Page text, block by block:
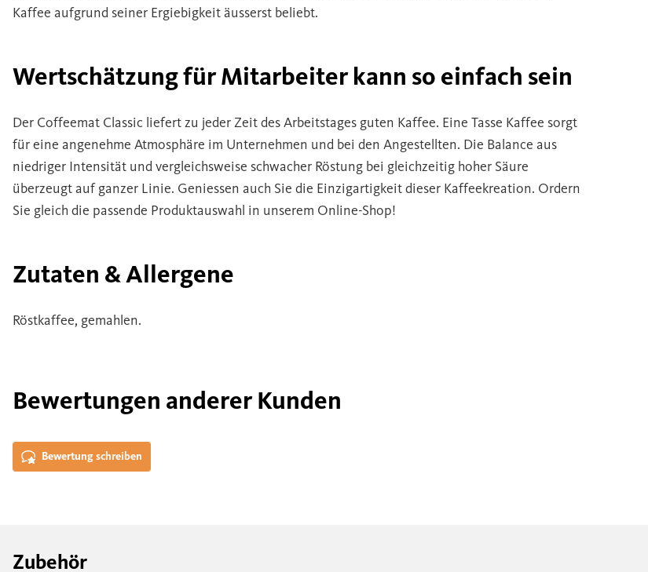
Kaffee aufgrund seiner Ergiebigkeit äusserst beliebt.
Wertschätzung für Mitarbeiter kann so einfach sein
Der Coffeemat Classic liefert zu jeder Zeit des Arbeitstages guten Kaffee. Eine Tasse Kaffee sorgt
für eine angenehme Atmosphäre im Unternehmen und bei den Angestellten. Die Balance aus
niedriger Intensität und vergleichsweise schwacher Röstung bei gleichzeitig hoher Säure
überzeugt auf ganzer Linie. Geniessen auch Sie die Einzigartigkeit dieser Kaffeekreation. Ordern
Sie gleich die passende Produktauswahl in unserem Online-Shop!
Zutaten & Allergene
Röstkaffee, gemahlen.
Bewertungen anderer Kunden
Bewertung schreiben
Zubehör